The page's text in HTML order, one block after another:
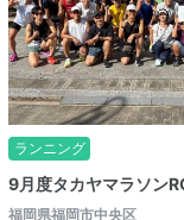
ランニング
9月度タカヤマラソン
福岡県福岡市中央区